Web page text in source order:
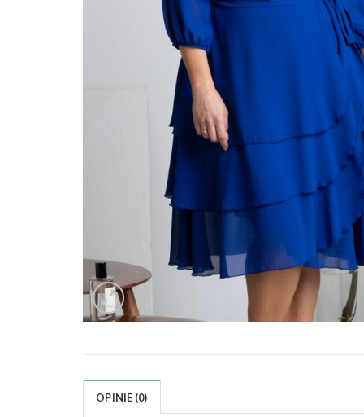
OPINIE (0)